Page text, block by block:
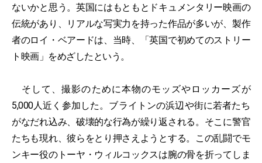
ないかと思う。英国にはもともとドキュメンタリー映画の
伝統があり、リアルな写実力を持った作品が多いが、製作
者のロイ・ベアードは、当時、「英国で初めてのストリー
ト映画」をめざしたという。
そして、撮影のために本物のモッズやロッカーズが
5,000人近く参加した。ブライトンの浜辺や街に若者たち
がなだれ込み、破壊的な行為が繰り返される。そこに警官
たちも現れ、彼らをとり押さえようとする。この乱闘でモ
ンキー役のトーヤ・ウィルコックスは腕の骨を折ってしま